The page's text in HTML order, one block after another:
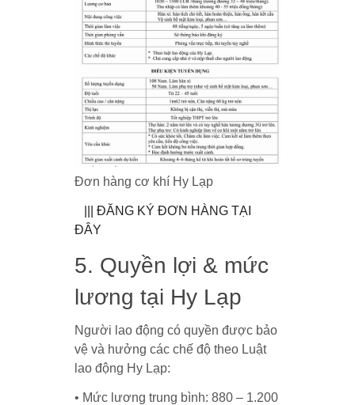
Đơn hàng cơ khí Hy Lạp
||| ĐĂNG KÝ ĐƠN HÀNG TẠI
ĐÂY
5. Quyền lợi & mức
lương tại Hy Lạp
Người lao động có quyền được bảo
vệ và hưởng các chế độ theo Luật
lao động Hy Lạp:
• Mức lương trung bình: 880 – 1.200